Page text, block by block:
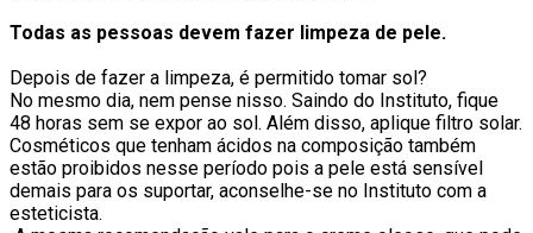
Todas as pessoas devem fazer limpeza de pele.
Depois de fazer a limpeza, é permitido tomar sol?
No mesmo dia, nem pense nisso. Saindo do Instituto, fique
48 horas sem se expor ao sol. Além disso, aplique filtro solar.
Cosméticos que tenham ácidos na composição também
estão proibidos nesse período pois a pele está sensível
demais para os suportar, aconselhe-se no Instituto com a
esteticista.